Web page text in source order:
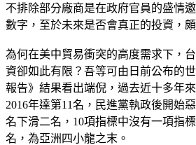
不排除部分廠商是在政府官員的盛情
數字，至於未來是否會真正的投資，
為何在美中貿易衝突的高度需求下，
資卻如此有限？吾等可由日前公布的
報告》結果看出端倪，過去近十多年
2016年達第11名，民進黨執政後開始
名下滑二名，10項指標中沒有一項指
名，為亞洲四小龍之末。